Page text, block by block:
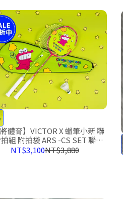
體育】VICTOR X 蠟筆小新 聯
組 附拍袋 ARS -CS SET 聯名
羽球拍
NT$3,100NT$3,880